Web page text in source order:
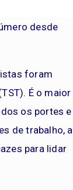
desde
foram
É o maior
os portes e
de trabalho, a
para lidar